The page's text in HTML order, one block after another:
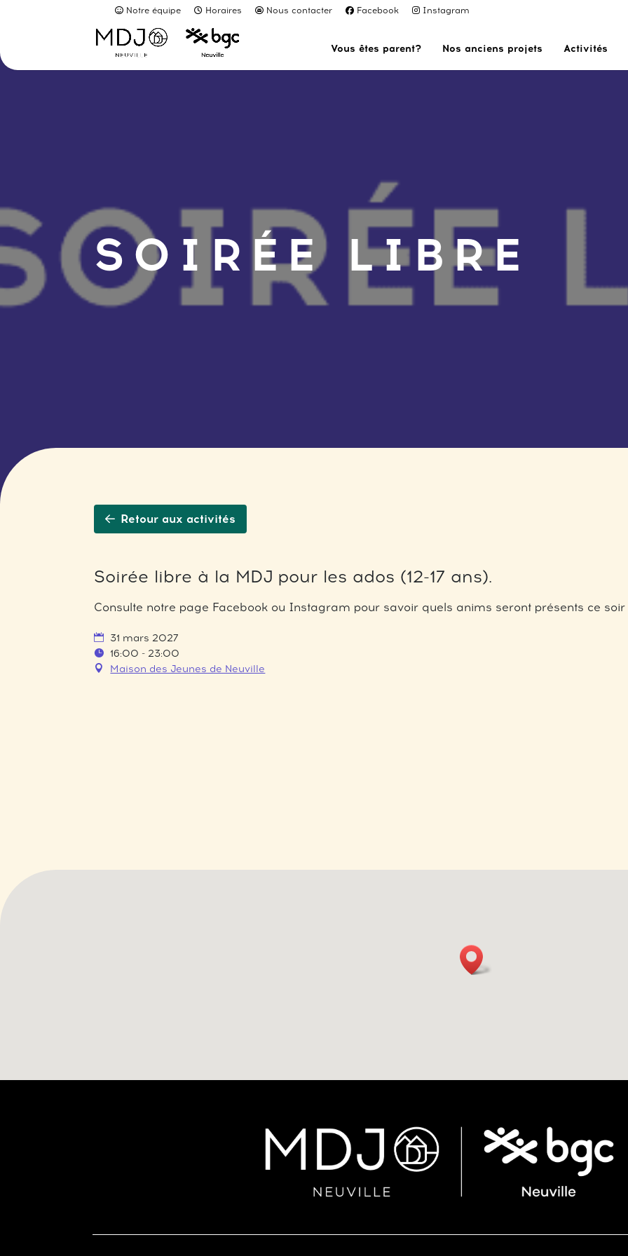
Notre équipe Horaires Nous contacter Facebook Instagram
Vous êtes parent? Nos anciens projets Activités
SOIRÉE LIBRE
Retour aux activités
Soirée libre à la MDJ pour les ados (12-17 ans).
Consulte notre page Facebook ou Instagram pour savoir quels anims seront présents ce soir
31 mars 2027
16:00 - 23:00
Maison des Jeunes de Neuville